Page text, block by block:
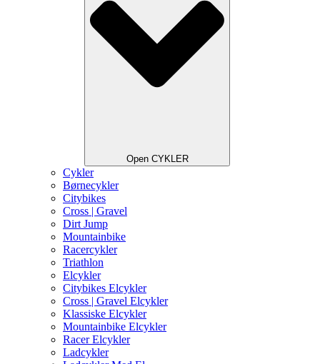
Open CYKLER
Cykler
Børnecykler
Citybikes
Cross | Gravel
Dirt Jump
Mountainbike
Racercykler
Triathlon
Elcykler
Citybikes Elcykler
Cross | Gravel Elcykler
Klassiske Elcykler
Mountainbike Elcykler
Racer Elcykler
Ladcykler